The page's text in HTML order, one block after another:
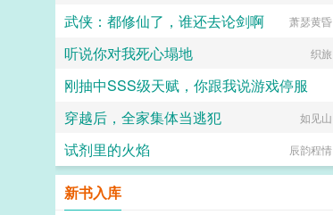
武侠：都修仙了，谁还去论剑啊 萧瑟黄昏
听说你对我死心塌地 织旅
刚抽中SSS级天赋，你跟我说游戏停服
吃猫的鱼仔
穿越后，全家集体当逃犯 如见山
试剂里的火焰 辰韵程情
新书入库